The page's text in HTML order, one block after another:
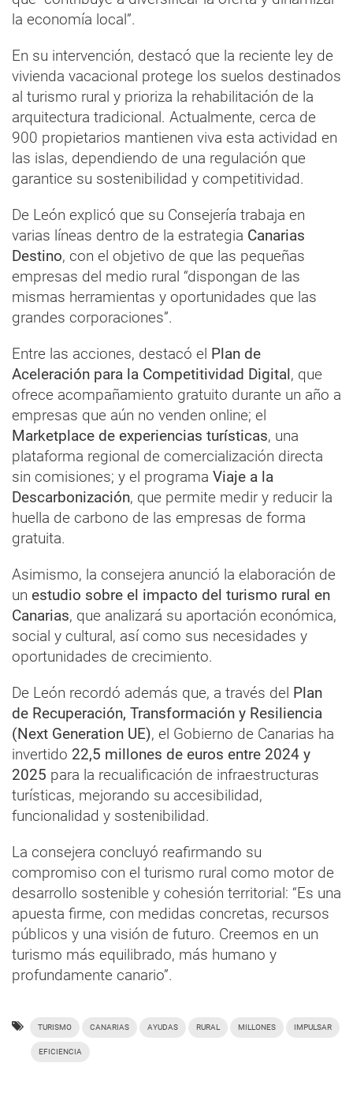
la economía local”.
En su intervención, destacó que la reciente ley de
vivienda vacacional protege los suelos destinados
al turismo rural y prioriza la rehabilitación de la
arquitectura tradicional. Actualmente, cerca de
900 propietarios mantienen viva esta actividad en
las islas, dependiendo de una regulación que
garantice su sostenibilidad y competitividad.
De León explicó que su Consejería trabaja en
varias líneas dentro de la estrategia Canarias
Destino, con el objetivo de que las pequeñas
empresas del medio rural “dispongan de las
mismas herramientas y oportunidades que las
grandes corporaciones”.
Entre las acciones, destacó el Plan de
Aceleración para la Competitividad Digital, que
ofrece acompañamiento gratuito durante un año a
empresas que aún no venden online; el
Marketplace de experiencias turísticas, una
plataforma regional de comercialización directa
sin comisiones; y el programa Viaje a la
Descarbonización, que permite medir y reducir la
huella de carbono de las empresas de forma
gratuita.
Asimismo, la consejera anunció la elaboración de
un estudio sobre el impacto del turismo rural en
Canarias, que analizará su aportación económica,
social y cultural, así como sus necesidades y
oportunidades de crecimiento.
De León recordó además que, a través del Plan
de Recuperación, Transformación y Resiliencia
(Next Generation UE), el Gobierno de Canarias ha
invertido 22,5 millones de euros entre 2024 y
2025 para la recualificación de infraestructuras
turísticas, mejorando su accesibilidad,
funcionalidad y sostenibilidad.
La consejera concluyó reafirmando su
compromiso con el turismo rural como motor de
desarrollo sostenible y cohesión territorial: “Es una
apuesta firme, con medidas concretas, recursos
públicos y una visión de futuro. Creemos en un
turismo más equilibrado, más humano y
profundamente canario”.
TURISMO CANARIAS AYUDAS RURAL MILLONES IMPULSAR
EFICIENCIA